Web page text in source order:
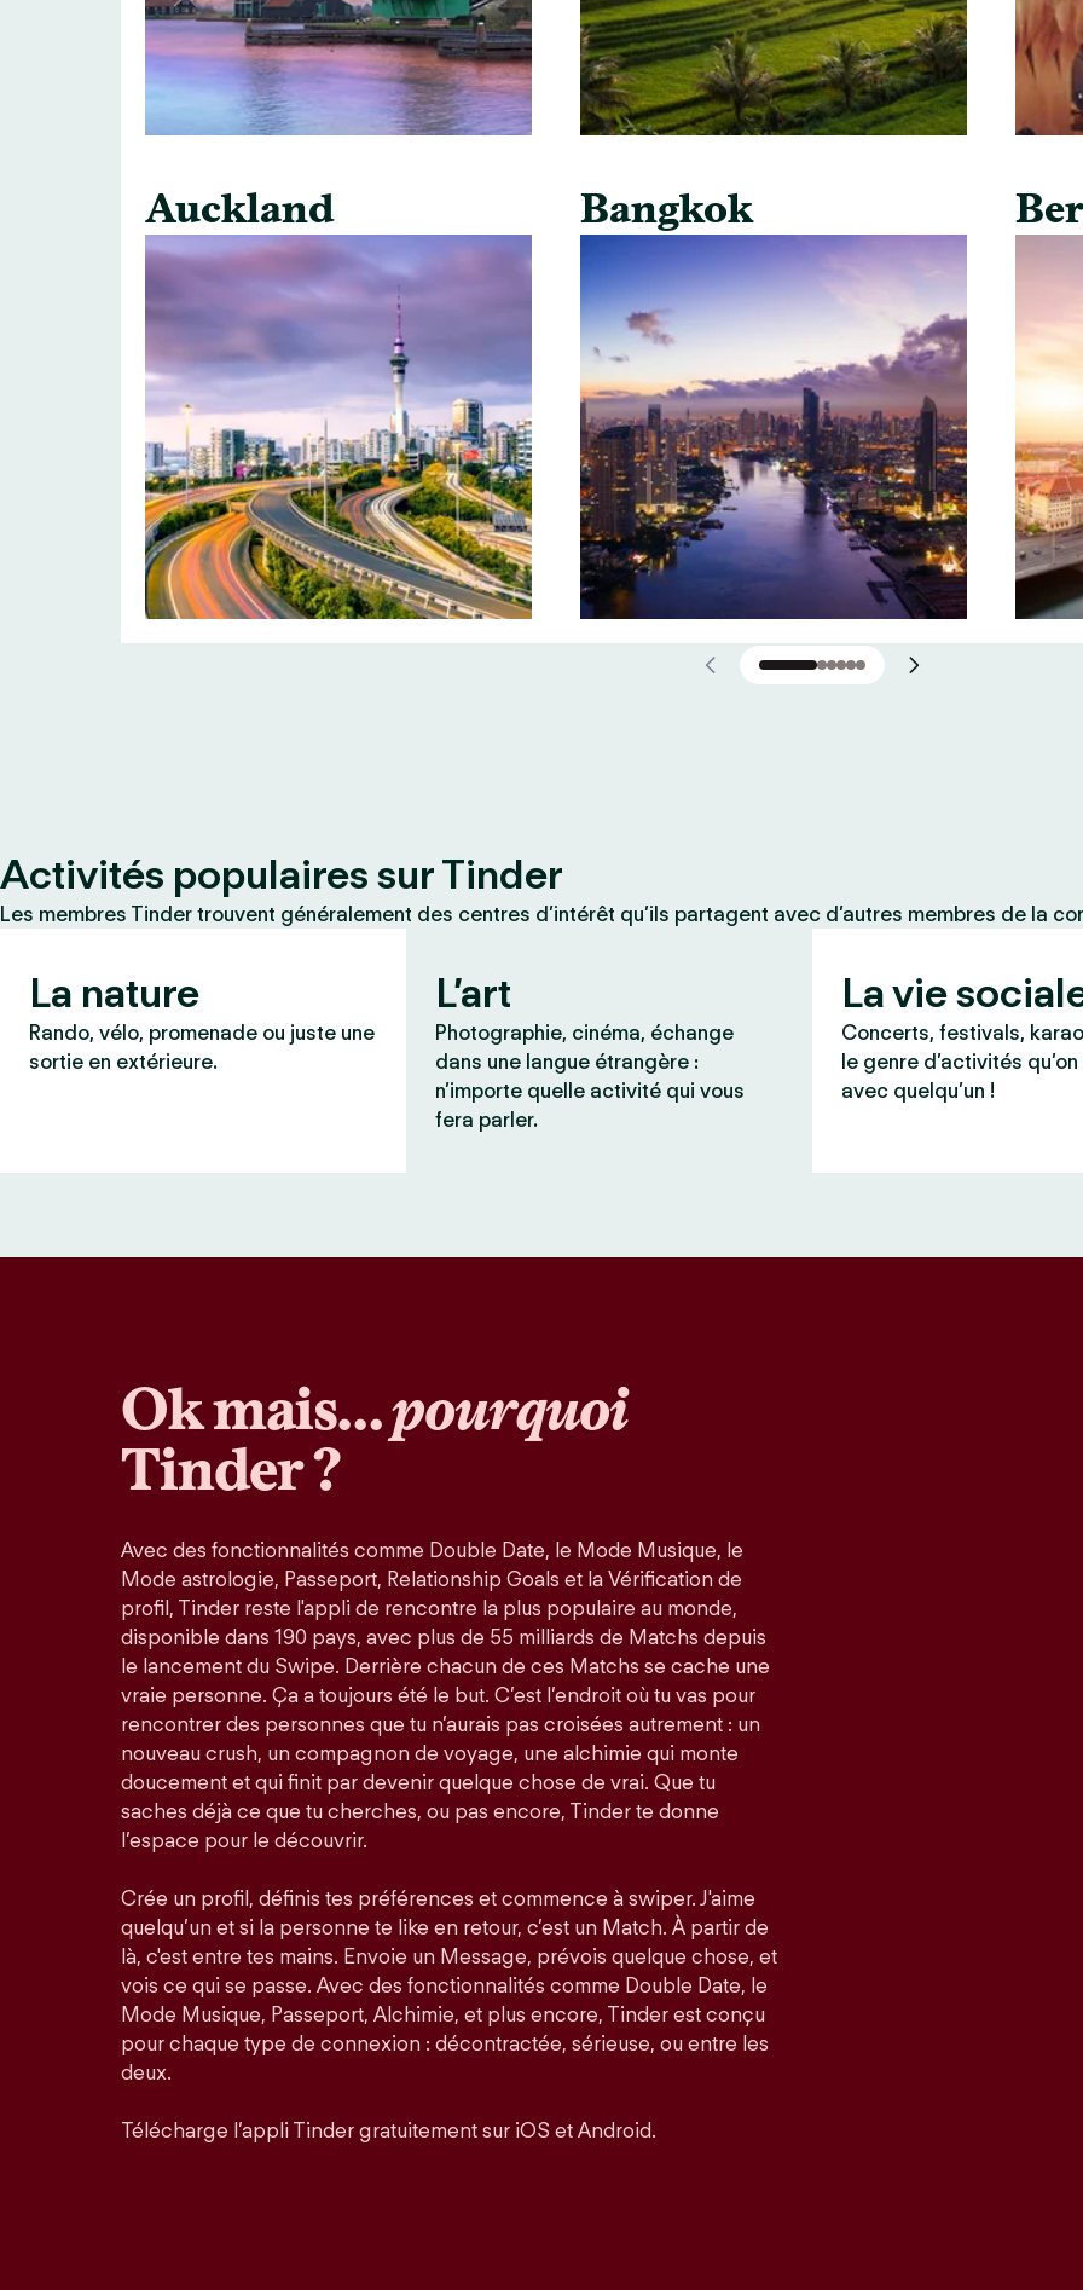
Auckland Bangkok
Activités populaires sur Tinder
Les membres Tinder trouvent généralement des centres d’intérêt qu’ils partagent avec d’autres membres de la
La nature
Rando, vélo, promenade ou juste une
sortie en extérieure.
L’art
Photographie, cinéma, échange
dans une langue étrangère :
n’importe quelle activité qui vous
fera parler.
La vie
Concerts, festivals,
le genre d’activités
avec quelqu’un !
Ok mais…pourquoi
Tinder ?
Avec des fonctionnalités comme Double Date, le Mode Musique, le
Mode astrologie, Passeport, Relationship Goals et la Vérification de
profil, Tinder reste l'appli de rencontre la plus populaire au monde,
disponible dans 190 pays, avec plus de 55 milliards de Matchs depuis
le lancement du Swipe. Derrière chacun de ces Matchs se cache une
vraie personne. Ça a toujours été le but. C’est l’endroit où tu vas pour
rencontrer des personnes que tu n’aurais pas croisées autrement : un
nouveau crush, un compagnon de voyage, une alchimie qui monte
doucement et qui finit par devenir quelque chose de vrai. Que tu
saches déjà ce que tu cherches, ou pas encore, Tinder te donne
l’espace pour le découvrir.
Crée un profil, définis tes préférences et commence à swiper. J'aime
quelqu’un et si la personne te like en retour, c’est un Match. À partir de
là, c'est entre tes mains. Envoie un Message, prévois quelque chose, et
vois ce qui se passe. Avec des fonctionnalités comme Double Date, le
Mode Musique, Passeport, Alchimie, et plus encore, Tinder est conçu
pour chaque type de connexion : décontractée, sérieuse, ou entre les
deux.
Télécharge l’appli Tinder gratuitement sur iOS et Android.